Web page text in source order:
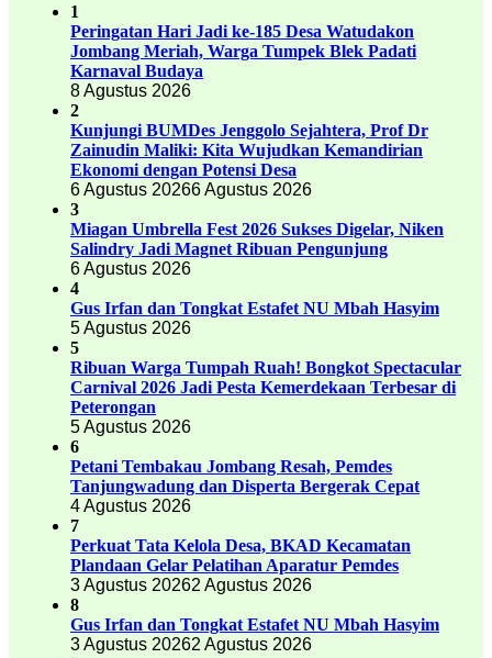
1
Peringatan Hari Jadi ke-185 Desa Watudakon
Jombang Meriah, Warga Tumpek Blek Padati
Karnaval Budaya
8 Agustus 2026
2
Kunjungi BUMDes Jenggolo Sejahtera, Prof Dr
Zainudin Maliki: Kita Wujudkan Kemandirian
Ekonomi dengan Potensi Desa
6 Agustus 20266 Agustus 2026
3
Miagan Umbrella Fest 2026 Sukses Digelar, Niken
Salindry Jadi Magnet Ribuan Pengunjung
6 Agustus 2026
4
Gus Irfan dan Tongkat Estafet NU Mbah Hasyim
5 Agustus 2026
5
Ribuan Warga Tumpah Ruah! Bongkot Spectacular
Carnival 2026 Jadi Pesta Kemerdekaan Terbesar di
Peterongan
5 Agustus 2026
6
Petani Tembakau Jombang Resah, Pemdes
Tanjungwadung dan Disperta Bergerak Cepat
4 Agustus 2026
7
Perkuat Tata Kelola Desa, BKAD Kecamatan
Plandaan Gelar Pelatihan Aparatur Pemdes
3 Agustus 20262 Agustus 2026
8
Gus Irfan dan Tongkat Estafet NU Mbah Hasyim
3 Agustus 20262 Agustus 2026